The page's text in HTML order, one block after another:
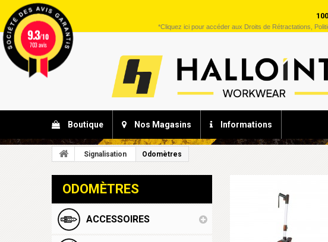
*Cliquez icipour accéder aux Droits de Rétractations,
Boutique Nos Magasins Informations
Signalisation Odomètres
ODOMÈTRES
ACCESSOIRES
9.3/10
703 avis